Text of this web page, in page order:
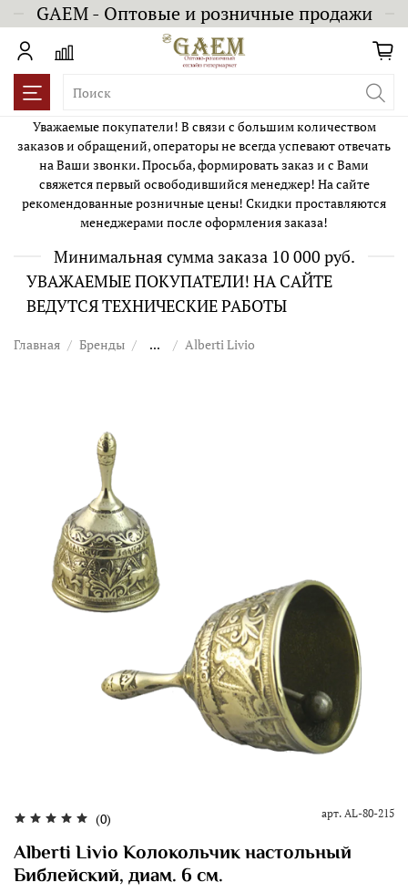
GAEM - Оптовые и розничные продажи
Уважаемые покупатели! В связи с большим количеством
заказов и обращений, операторы не всегда успевают отвечать
на Ваши звонки. Просьба, формировать заказ и с Вами
свяжется первый освободившийся менеджер! На сайте
рекомендованные розничные цены! Скидки проставляются
менеджерами после оформления заказа!
Минимальная сумма заказа 10 000 руб.
УВАЖАЕМЫЕ ПОКУПАТЕЛИ! НА САЙТЕ
ВЕДУТСЯ ТЕХНИЧЕСКИЕ РАБОТЫ
Главная Бренды ... Alberti Livio
(0) арт. AL-80-215
Alberti Livio Колокольчик настольный
Библейский, диам. 6 см.